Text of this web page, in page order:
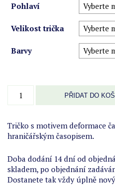
Pohlaví
Velikost trička
Barvy
ohnutí
množství
PŘIDAT DO
Tričko s motivem deformace
hraničářským časopisem.
Doba dodání 14 dní od
skladem, po objednání
Dostanete tak vždy úplně